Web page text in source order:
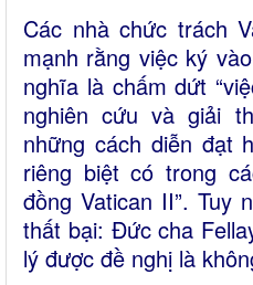
Các nhà chức trách
mạnh rằng việc ký
nghĩa là chấm dứt
nghiên cứu và giải
những cách diễn đạt
riêng biệt có trong
đồng Vatican II”. Tuy
thất bại: Đức cha
lý được đề nghị là